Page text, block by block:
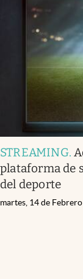
STREAMING.
plataforma de
del deporte
martes, 14 de